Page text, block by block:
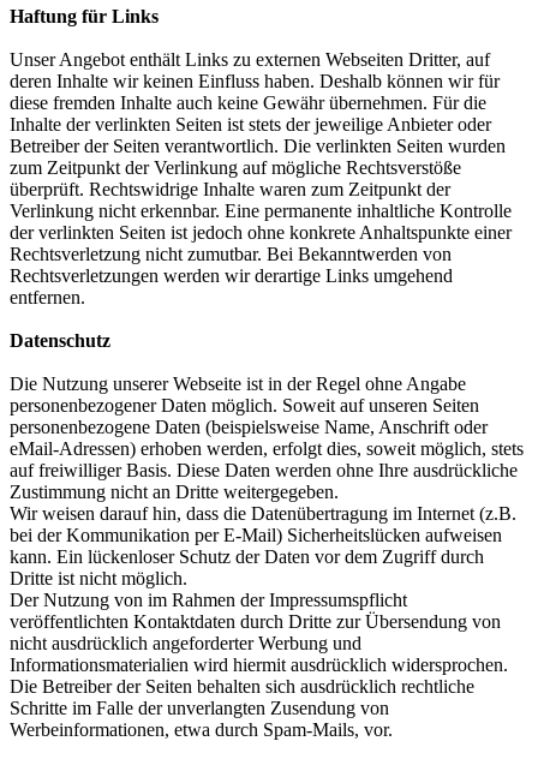
Haftung für Links
Unser Angebot enthält Links zu externen Webseiten Dritter, auf
deren Inhalte wir keinen Einfluss haben. Deshalb können wir für
diese fremden Inhalte auch keine Gewähr übernehmen. Für die
Inhalte der verlinkten Seiten ist stets der jeweilige Anbieter oder
Betreiber der Seiten verantwortlich. Die verlinkten Seiten wurden
zum Zeitpunkt der Verlinkung auf mögliche Rechtsverstöße
überprüft. Rechtswidrige Inhalte waren zum Zeitpunkt der
Verlinkung nicht erkennbar. Eine permanente inhaltliche Kontrolle
der verlinkten Seiten ist jedoch ohne konkrete Anhaltspunkte einer
Rechtsverletzung nicht zumutbar. Bei Bekanntwerden von
Rechtsverletzungen werden wir derartige Links umgehend
entfernen.
Datenschutz
Die Nutzung unserer Webseite ist in der Regel ohne Angabe
personenbezogener Daten möglich. Soweit auf unseren Seiten
personenbezogene Daten (beispielsweise Name, Anschrift oder
eMail-Adressen) erhoben werden, erfolgt dies, soweit möglich, stets
auf freiwilliger Basis. Diese Daten werden ohne Ihre ausdrückliche
Zustimmung nicht an Dritte weitergegeben.
Wir weisen darauf hin, dass die Datenübertragung im Internet (z.B.
bei der Kommunikation per E-Mail) Sicherheitslücken aufweisen
kann. Ein lückenloser Schutz der Daten vor dem Zugriff durch
Dritte ist nicht möglich.
Der Nutzung von im Rahmen der Impressumspflicht
veröffentlichten Kontaktdaten durch Dritte zur Übersendung von
nicht ausdrücklich angeforderter Werbung und
Informationsmaterialien wird hiermit ausdrücklich widersprochen.
Die Betreiber der Seiten behalten sich ausdrücklich rechtliche
Schritte im Falle der unverlangten Zusendung von
Werbeinformationen, etwa durch Spam-Mails, vor.